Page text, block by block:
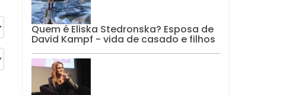
Quem é Eliska Stedronska? Esposa de
David Kampf - vida de casado e filhos